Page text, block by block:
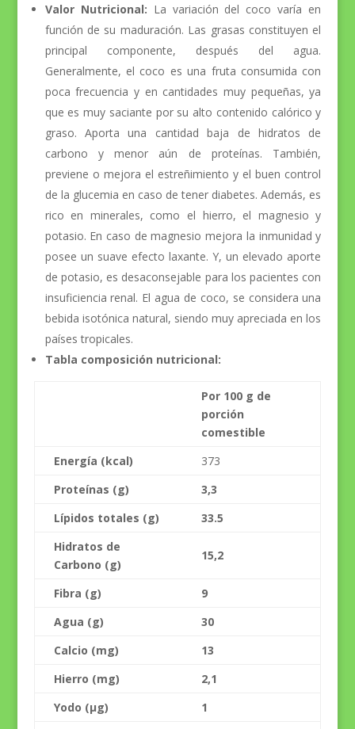
Valor Nutricional: La variación del coco varía en
función de su maduración. Las grasas constituyen el
principal componente, después del agua.
Generalmente, el coco es una fruta consumida con
poca frecuencia y en cantidades muy pequeñas, ya
que es muy saciante por su alto contenido calórico y
graso. Aporta una cantidad baja de hidratos de
carbono y menor aún de proteínas. También,
previene o mejora el estreñimiento y el buen control
de la glucemia en caso de tener diabetes. Además, es
rico en minerales, como el hierro, el magnesio y
potasio. En caso de magnesio mejora la inmunidad y
posee un suave efecto laxante. Y, un elevado aporte
de potasio, es desaconsejable para los pacientes con
insuficiencia renal. El agua de coco, se considera una
bebida isotónica natural, siendo muy apreciada en los
países tropicales.
Tabla composición nutricional:
Por 100 g de
porción
comestible
Energía (kcal)
373
Proteínas (g)
3,3
Lípidos totales (g)
33.5
Hidratos de
Carbono (g)
15,2
Fibra (g)
9
Agua (g)
30
Calcio (mg)
13
Hierro (mg)
2,1
Yodo (µg)
1